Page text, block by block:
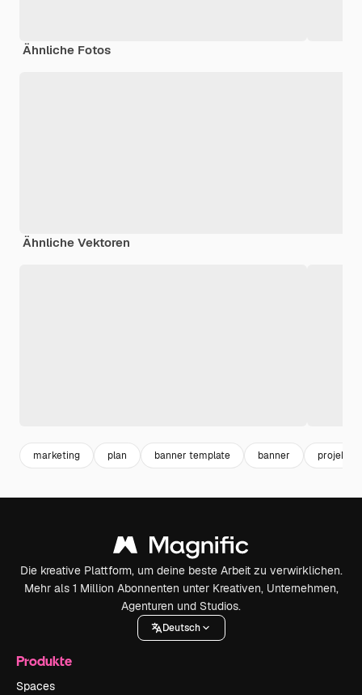
Ähnliche Fotos
Ähnliche Vektoren
marketing plan banner template banner projekt
Die kreative Plattform, um deine beste Arbeit zu verwirklichen.
Mehr als 1 Million Abonnenten unter Kreativen, Unternehmen,
Agenturen und Studios.
Deutsch
Produkte
Spaces